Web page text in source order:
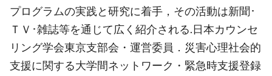
プログラムの実践と研究に着手，その活動は新聞･
ＴＶ･雑誌等を通じて広く紹介される.日本カウンセ
リング学会東京支部会・運営委員．災害心理社会的
支援に関する大学間ネットワーク・緊急時支援登録